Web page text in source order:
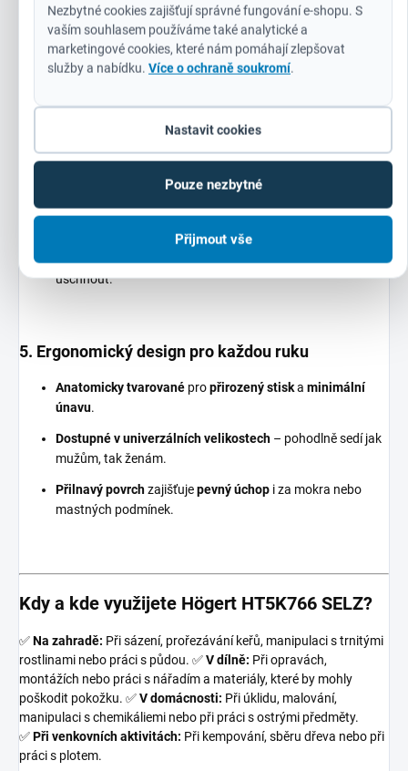
Nezbytné cookies zajišťují správné fungování e-shopu. S
vaším souhlasem používáme také analytické a
marketingové cookies, které nám pomáhají zlepšovat
služby a nabídku. Více o ochraně soukromí.
Nastavit cookies
Pouze nezbytné
Přijmout vše
polyuretanový povlak zajistí pevný úchop a ochranu před
ostrými hranami.
4. Trvanlivost a kvalita zpracování
Vyrobeno z prvotřídních materiálů, které
odolávajíopakovanému používánía zachovávají si své
vlastnosti i po mnoha pracovních cyklech.
Pečlivě prošité švyaodolné zpracovánízaručují, že
uschnout.
5. Ergonomický design pro každou ruku
Anatomicky tvarované propřirozený stiska minimální
únavu.
Dostupné v univerzálních velikostech – pohodlně sedí jak
mužům, tak ženám.
Přilnavý povrchzajišťujepevný úchop i za mokra nebo
mastných podmínek.
Kdy a kde využijete Högert HT5K766 SELZ?
✅Na zahradě: Při sázení, prořezávání keřů, manipulaci s trnitými
rostlinami nebo práci s půdou. ✅V dílně: Při opravách,
montážích nebo práci s nářadím a materiály, které by mohly
poškodit pokožku. ✅V domácnosti: Při úklidu, malování,
manipulaci s chemikáliemi nebo při práci s ostrými předměty.
✅Při venkovních aktivitách: Při kempování, sběru dřeva nebo při
práci s plotem.